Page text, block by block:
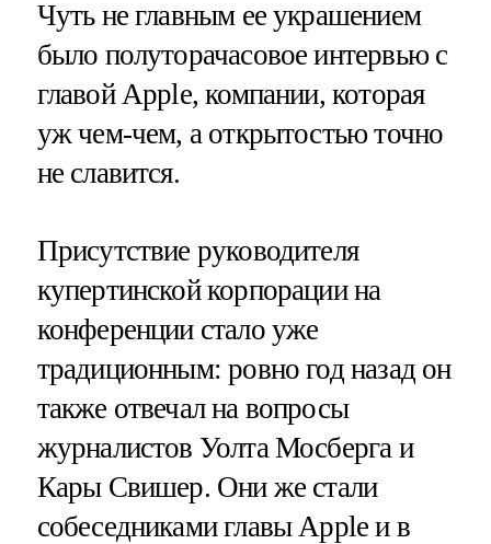
Чуть не главным ее украшением
было полуторачасовое интервью с
главой Apple, компании, которая
уж чем-чем, а открытостью точно
не славится.
Присутствие руководителя
купертинской корпорации на
конференции стало уже
традиционным: ровно год назад он
также отвечал на вопросы
журналистов Уолта Мосберга и
Кары Свишер. Они же стали
собеседниками главы Apple и в